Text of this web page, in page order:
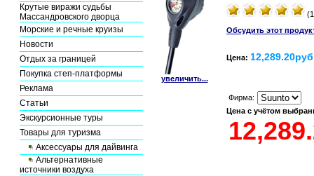
Крутые виражи судьбы
Массандровского дворца
Морские и речные круизы
Новости
Отдых за границей
Покупка степ-платформы
Реклама
Статьи
Экскурсионные туры
Товары для туризма
Аксессуары для дайвинга
Альтернативные
источники воздуха
увеличить...
Обсудить этот
Цена:
Фирма:
Цена с учётом